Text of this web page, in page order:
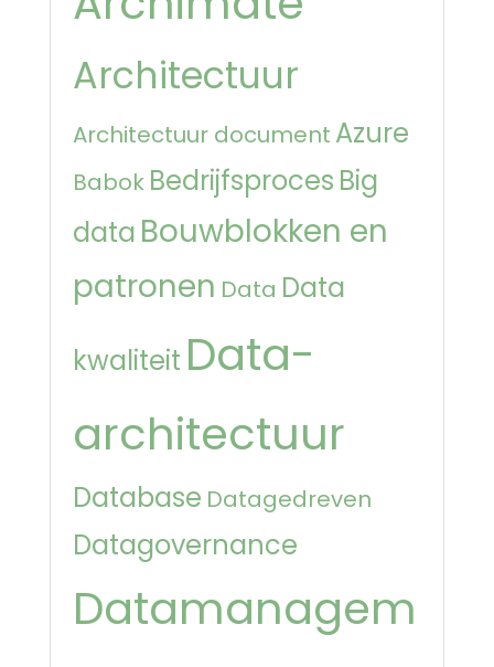
Architectuur
Architectuur document Azure
Babok Bedrijfsproces Big
data Bouwblokken en
patronen Data Data
kwaliteit Data-
architectuur
Database Datagedreven
Datagovernance
Datamanagem